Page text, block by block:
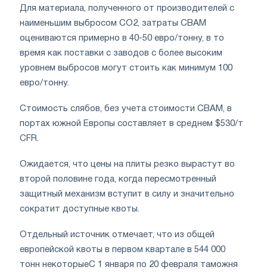
Для материала, полученного от производителей с
наименьшим выбросом CO2, затраты CBAM
оцениваются примерно в 40-50 евро/тонну, в то
время как поставки с заводов с более высоким
уровнем выбросов могут стоить как минимум 100
евро/тонну.
Стоимость слябов, без учета стоимости CBAM, в
портах южной Европы составляет в среднем $530/т
CFR.
Ожидается, что цены на плиты резко вырастут во
второй половине года, когда пересмотренный
защитный механизм вступит в силу и значительно
сократит доступные квоты.
Отдельный источник отмечает, что из общей
европейской квоты в первом квартале в 544 000
тонн некоторыеС 1 января по 20 февраля таможня